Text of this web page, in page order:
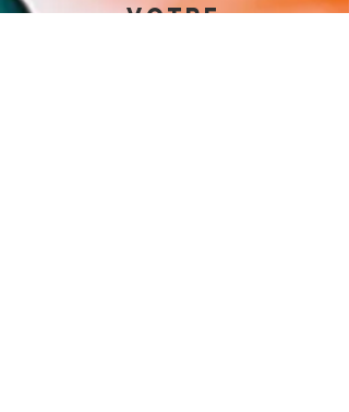
votre